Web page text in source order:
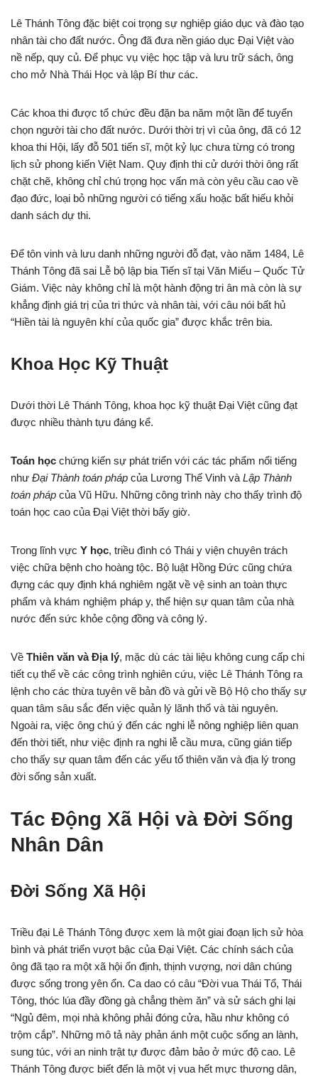
Lê Thánh Tông đặc biệt coi trọng sự nghiệp giáo dục và đào tạo
nhân tài cho đất nước. Ông đã đưa nền giáo dục Đại Việt vào
nề nếp, quy củ. Để phục vụ việc học tập và lưu trữ sách, ông
cho mở Nhà Thái Học và lập Bí thư các.
Các khoa thi được tổ chức đều đặn ba năm một lần để tuyển
chọn người tài cho đất nước. Dưới thời trị vì của ông, đã có 12
khoa thi Hội, lấy đỗ 501 tiến sĩ, một kỷ lục chưa từng có trong
lịch sử phong kiến Việt Nam. Quy định thi cử dưới thời ông rất
chặt chẽ, không chỉ chú trọng học vấn mà còn yêu cầu cao về
đạo đức, loại bỏ những người có tiếng xấu hoặc bất hiếu khỏi
danh sách dự thi.
Để tôn vinh và lưu danh những người đỗ đạt, vào năm 1484, Lê
Thánh Tông đã sai Lễ bộ lập bia Tiến sĩ tại Văn Miếu – Quốc Tử
Giám. Việc này không chỉ là một hành động tri ân mà còn là sự
khẳng định giá trị của tri thức và nhân tài, với câu nói bất hủ
“Hiền tài là nguyên khí của quốc gia” được khắc trên bia.
Khoa Học Kỹ Thuật
Dưới thời Lê Thánh Tông, khoa học kỹ thuật Đại Việt cũng đạt
được nhiều thành tựu đáng kể.
Toán học chứng kiến sự phát triển với các tác phẩm nổi tiếng
như Đại Thành toán pháp của Lương Thế Vinh và Lập Thành
toán pháp của Vũ Hữu. Những công trình này cho thấy trình độ
toán học cao của Đại Việt thời bấy giờ.
Trong lĩnh vực Y học, triều đình có Thái y viện chuyên trách
việc chữa bệnh cho hoàng tộc. Bộ luật Hồng Đức cũng chứa
đựng các quy định khá nghiêm ngặt về vệ sinh an toàn thực
phẩm và khám nghiệm pháp y, thể hiện sự quan tâm của nhà
nước đến sức khỏe cộng đồng và công lý.
Về Thiên văn và Địa lý, mặc dù các tài liệu không cung cấp chi
tiết cụ thể về các công trình nghiên cứu, việc Lê Thánh Tông ra
lệnh cho các thừa tuyên vẽ bản đồ và gửi về Bộ Hộ cho thấy sự
quan tâm sâu sắc đến việc quản lý lãnh thổ và tài nguyên.
Ngoài ra, việc ông chú ý đến các nghi lễ nông nghiệp liên quan
đến thời tiết, như việc định ra nghi lễ cầu mưa, cũng gián tiếp
cho thấy sự quan tâm đến các yếu tố thiên văn và địa lý trong
đời sống sản xuất.
Tác Động Xã Hội và Đời Sống
Nhân Dân
Đời Sống Xã Hội
Triều đại Lê Thánh Tông được xem là một giai đoạn lịch sử hòa
bình và phát triển vượt bậc của Đại Việt. Các chính sách của
ông đã tạo ra một xã hội ổn định, thịnh vượng, nơi dân chúng
được sống trong yên ổn. Ca dao có câu “Đời vua Thái Tổ, Thái
Tông, thóc lúa đầy đồng gà chẳng thèm ăn” và sử sách ghi lại
“Ngủ đêm, mọi nhà không phải đóng cửa, hầu như không có
trộm cắp”. Những mô tả này phản ánh một cuộc sống an lành,
sung túc, với an ninh trật tự được đảm bảo ở mức độ cao. Lê
Thánh Tông được biết đến là một vị vua hết mực thương dân,